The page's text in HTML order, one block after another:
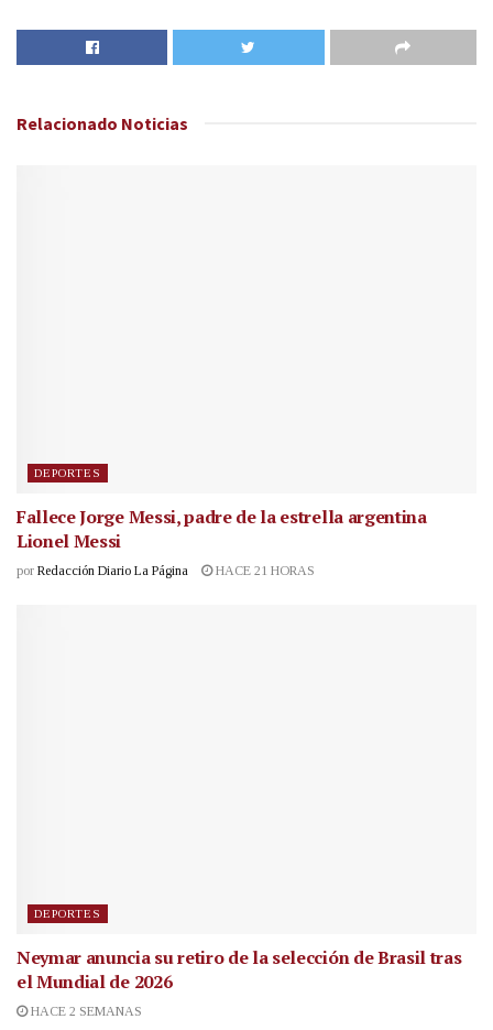
Relacionado Noticias
DEPORTES
Fallece Jorge Messi, padre de la estrella argentina
Lionel Messi
por Redacción Diario La Página HACE 21 HORAS
DEPORTES
Neymar anuncia su retiro de la selección de Brasil tras
el Mundial de 2026
HACE 2 SEMANAS